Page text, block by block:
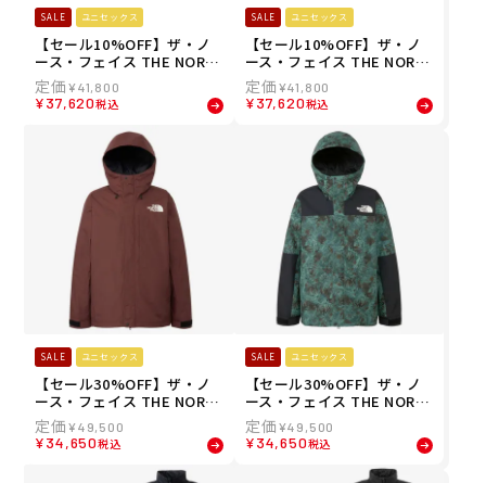
SALE ユニセックス
【セール10%OFF】ザ・ノ
ース・フェイス THE NORT
H FACE 25-26 ユニセックス
シュカブラ パンツ Shukabr
a Pant スノーボード パンツ
¥41,800
¥37,620税込
SALE ユニセックス
【セール10%OFF】ザ・ノ
ース・フェイス THE NORT
H FACE 25-26 ユニセックス
シュカブラ パンツ Shukabr
a Pant スノーボード パンツ
NS62517-FI
¥41,800
¥37,620税込
SALE ユニセックス
【セール30%OFF】ザ・ノ
ース・フェイス THE NORT
H FACE 25-26 ユニセックス
ウィンターパーク ジャケッ
ト WinterPark Jacket スノ
ーボード ジャケット NS625
¥49,500
¥34,650税込
SALE ユニセックス
【セール30%OFF】ザ・ノ
ース・フェイス THE NORT
H FACE 25-26 ユニセックス
ウィンターパーク ジャケッ
ト WinterPark Jacket スノ
ーボード ジャケット NS625
¥49,500
¥34,650税込